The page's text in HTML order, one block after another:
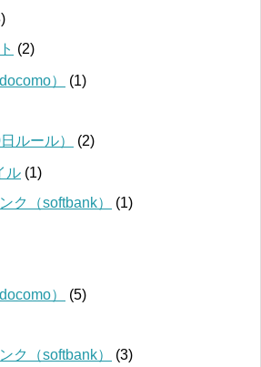
(2)
）
(1)
ルール）
(2)
ル (1)
ク（softbank）
(1)
）
(5)
ク（softbank）
(3)